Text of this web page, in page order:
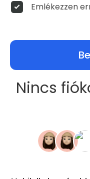
Emlékezzen
Nincs